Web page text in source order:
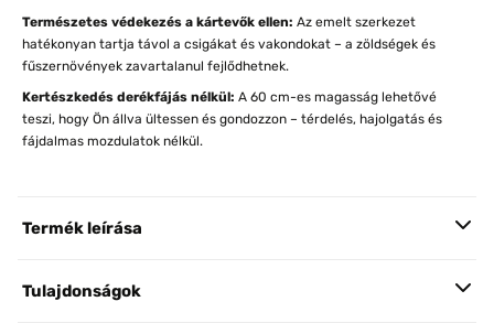
Természetes védekezés a kártevők ellen: Az emelt szerkezet
hatékonyan tartja távol a csigákat és vakondokat – a zöldségek és
fűszernövények zavartalanul fejlődhetnek.
Kertészkedés derékfájás nélkül: A 60 cm-es magasság lehetővé
teszi, hogy Ön állva ültessen és gondozzon – térdelés, hajolgatás és
fájdalmas mozdulatok nélkül.
Termék leírása
Tulajdonságok